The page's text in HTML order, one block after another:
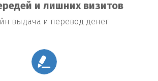
и лишних визитов
выдача и перевод денег